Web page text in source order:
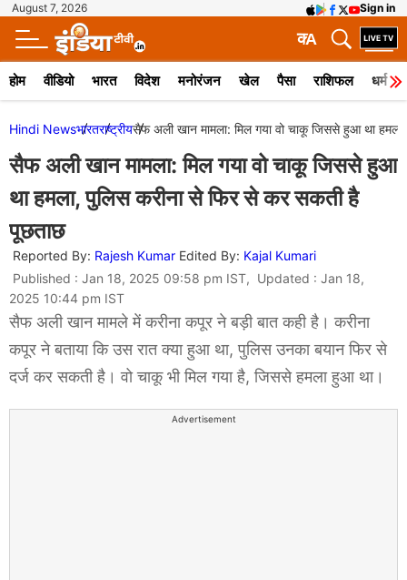
August 7, 2026 Sign in
A
क
होम वीडियो भारत विदेश मनोरंजन खेल पैसा राशिफल धर्म
Hindi Newsभारतराष्ट्रीयसैफ अली खान मामला: मिल गया वो चाकू जिससे हुआ था
सैफ अली खान मामला: मिल गया वो चाकू जिससे हुआ
था हमला, पुलिस करीना से फिर से कर सकती है
पूछताछ
Reported By: Rajesh Kumar Edited By: Kajal Kumari
Published : Jan 18, 2025 09:58 pm IST, Updated : Jan 18,
2025 10:44 pm IST
सैफ अली खान मामले में करीना कपूर ने बड़ी बात कही है। करीना
कपूर ने बताया कि उस रात क्या हुआ था, पुलिस उनका बयान फिर से
दर्ज कर सकती है। वो चाकू भी मिल गया है, जिससे हमला हुआ था।
Advertisement